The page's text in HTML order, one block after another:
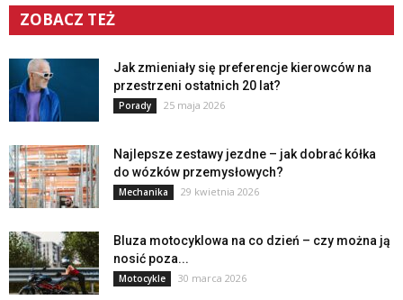
ZOBACZ TEŻ
Jak zmieniały się preferencje kierowców na
przestrzeni ostatnich 20 lat?
Porady 25 maja 2026
Najlepsze zestawy jezdne – jak dobrać kółka
do wózków przemysłowych?
Mechanika 29 kwietnia 2026
Bluza motocyklowa na co dzień – czy można ją
nosić poza...
Motocykle 30 marca 2026